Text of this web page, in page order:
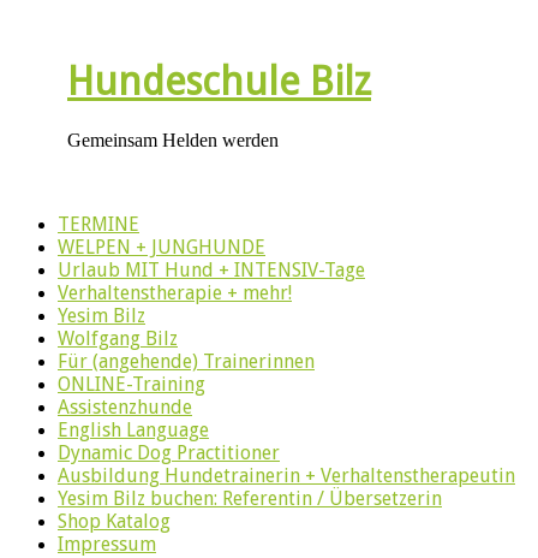
Hundeschule Bilz
Gemeinsam Helden werden
TERMINE
WELPEN + JUNGHUNDE
Urlaub MIT Hund + INTENSIV-Tage
Verhaltenstherapie + mehr!
Yesim Bilz
Wolfgang Bilz
Für (angehende) Trainerinnen
ONLINE-Training
Assistenzhunde
English Language
Dynamic Dog Practitioner
Ausbildung Hundetrainerin + Verhaltenstherapeutin
Yesim Bilz buchen: Referentin / Übersetzerin
Shop Katalog
Impressum